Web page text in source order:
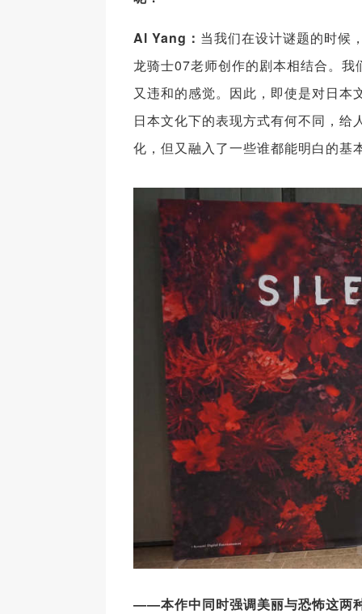
Al Yang： 当我们在设计谜题的时候
龙骑士07老师创作的剧本相结合。
又违和的感觉。因此，即使是对日
日本文化下的表现方式有何不同，
化，但又融入了一些谁都能明白的基
——本作中同时强调美丽与恐怖这两